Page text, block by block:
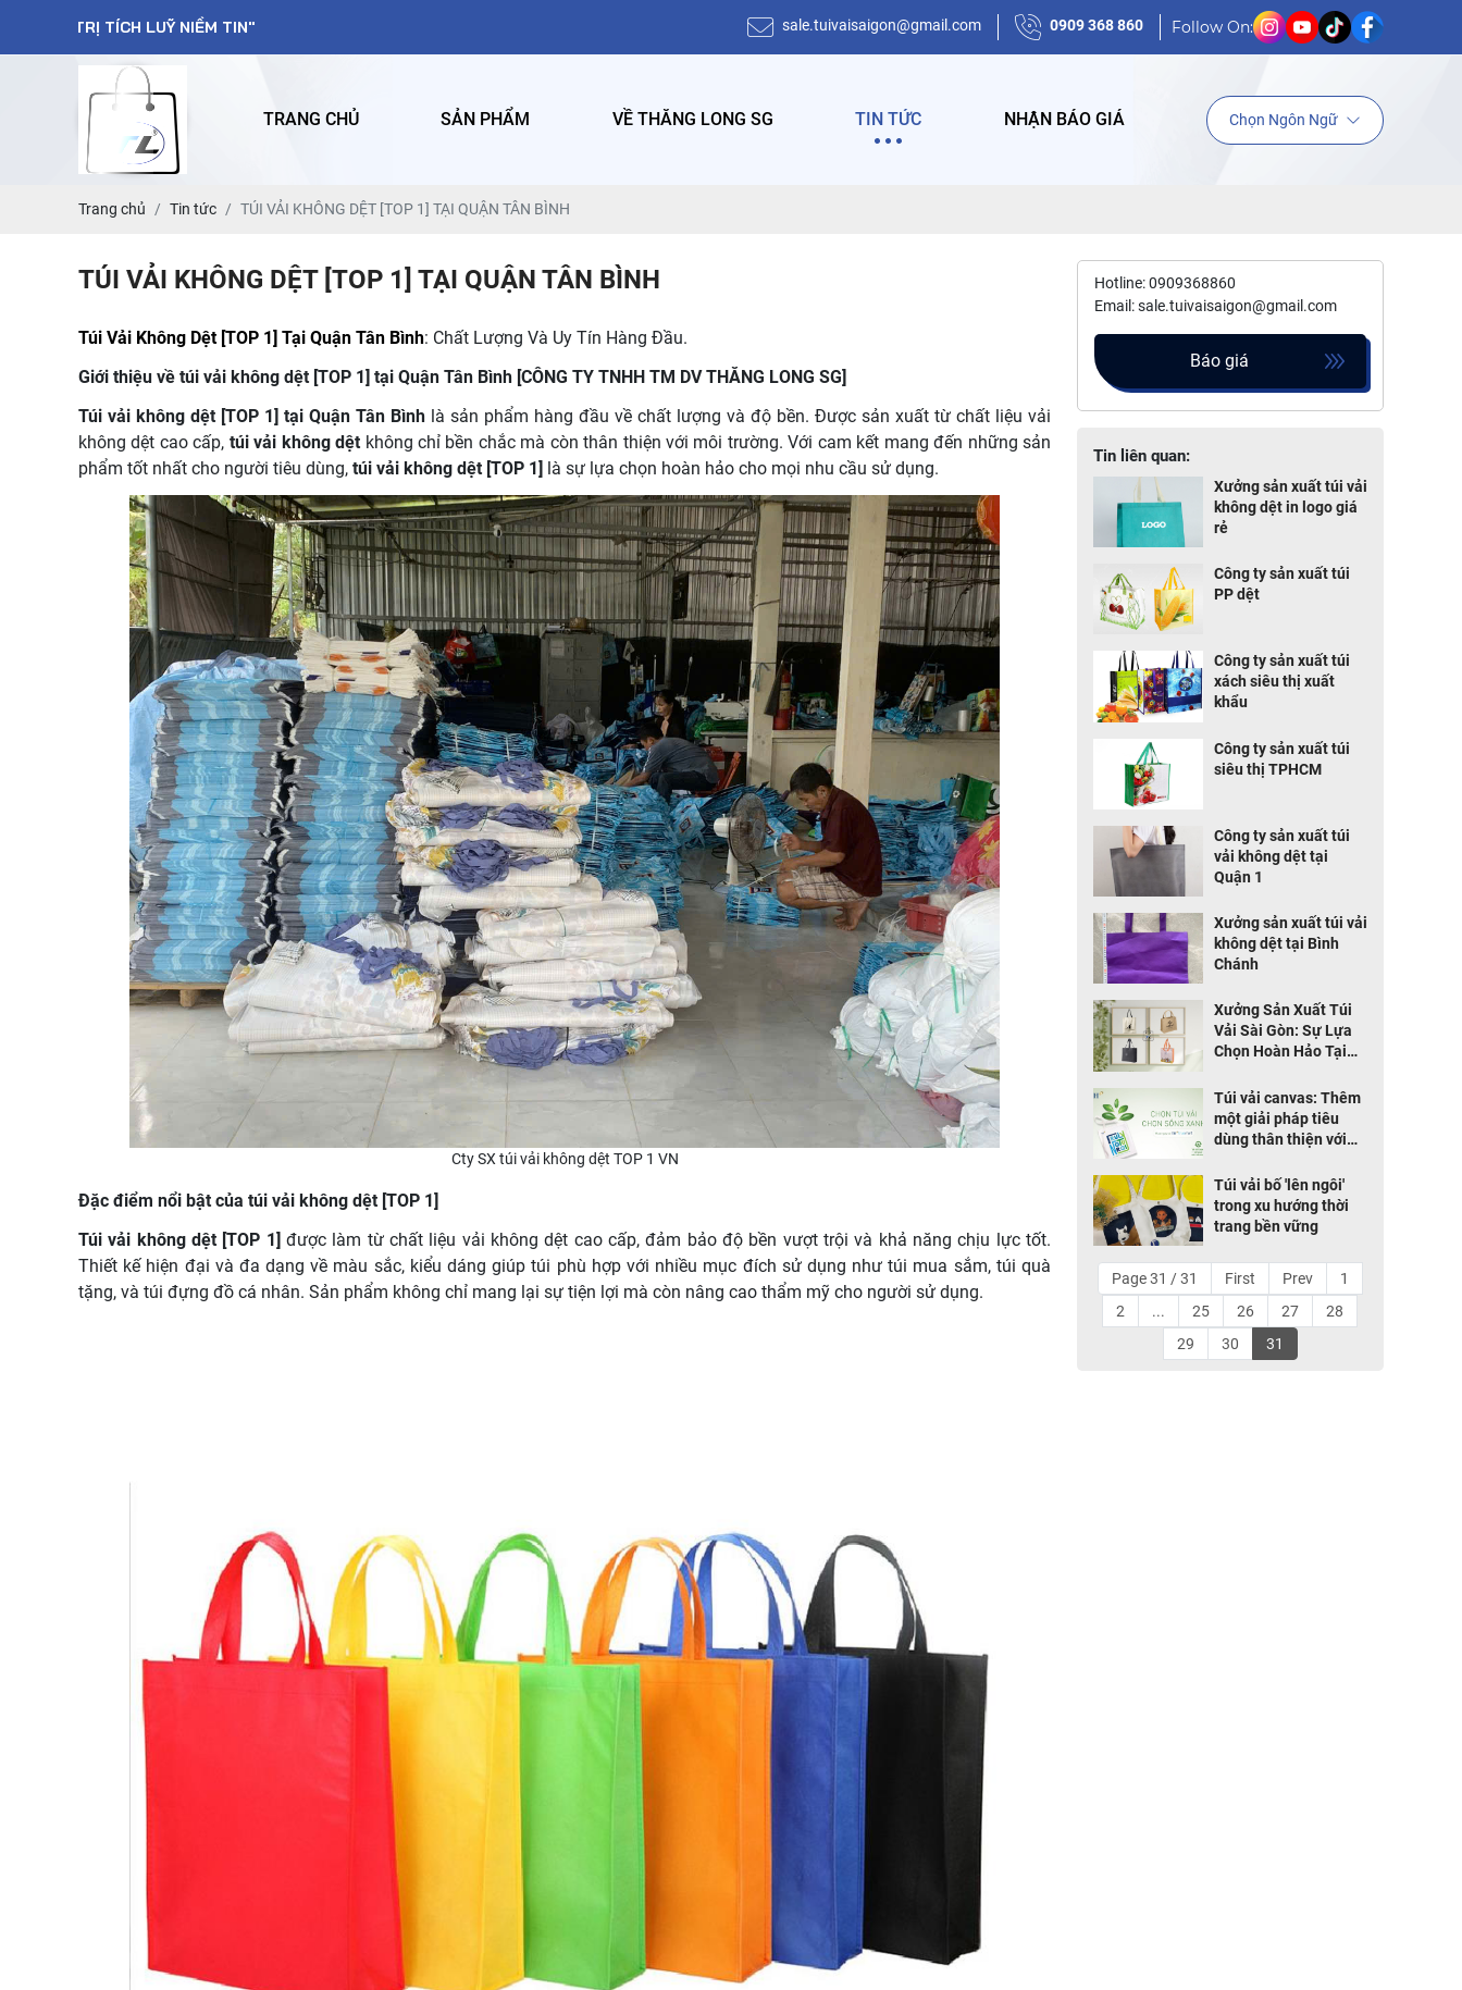
LUỸ NIỀM TIN" sale.tuivaisaigon@gmail.com 0909 368 860 Follow On:
TRANG CHỦ SẢN PHẨM VỀ THĂNG LONG SG TIN TỨC NHẬN BÁO GIÁ Chọn Ngôn Ngữ
Trang chủ Tin tức TÚI VẢI KHÔNG DỆT [TOP 1] TẠI QUẬN TÂN BÌNH
TÚI VẢI KHÔNG DỆT [TOP 1] TẠI QUẬN TÂN BÌNH
Túi Vải Không Dệt [TOP 1] Tại Quận Tân Bình: Chất Lượng Và Uy Tín Hàng Đầu.
Giới thiệu về túi vải không dệt [TOP 1] tại Quận Tân Bình [CÔNG TY TNHH TM DV THĂNG LONG SG]
Túi vải không dệt [TOP 1] tại Quận Tân Bình là sản phẩm hàng đầu về chất lượng và độ bền. Được sản xuất từ chất liệu vải
không dệt cao cấp, túi vải không dệt không chỉ bền chắc mà còn thân thiện với môi trường. Với cam kết mang đến những sản
phẩm tốt nhất cho người tiêu dùng, túi vải không dệt [TOP 1] là sự lựa chọn hoàn hảo cho mọi nhu cầu sử dụng.
Cty SX túi vải không dệt TOP 1 VN
Đặc điểm nổi bật của túi vải không dệt [TOP 1]
Túi vải không dệt [TOP 1] được làm từ chất liệu vải không dệt cao cấp, đảm bảo độ bền vượt trội và khả năng chịu lực tốt.
Thiết kế hiện đại và đa dạng về màu sắc, kiểu dáng giúp túi phù hợp với nhiều mục đích sử dụng như túi mua sắm, túi quà
tặng, và túi đựng đồ cá nhân. Sản phẩm không chỉ mang lại sự tiện lợi mà còn nâng cao thẩm mỹ cho người sử dụng.
Hotline: 0909368860
Email: sale.tuivaisaigon@gmail.com
Báo giá
Tin liên quan:
Xưởng sản xuất túi vải
không dệt in logo giá
rẻ
Công ty sản xuất túi
PP dệt
Công ty sản xuất túi
xách siêu thị xuất
khẩu
Công ty sản xuất túi
siêu thị TPHCM
Công ty sản xuất túi
vải không dệt tại
Quận 1
Xưởng sản xuất túi vải
không dệt tại Bình
Chánh
Xưởng Sản Xuất Túi
Vải Sài Gòn: Sự Lựa
Chọn Hoàn Hảo Tại
SG
Túi vải canvas: Thêm
một giải pháp tiêu
dùng thân thiện với
đoàn TH
Túi vải bố 'lên ngôi'
trong xu hướng thời
trang bền vững
Page 31 / 31 First Prev
1
2
... 25 26 27
28
29
30 31